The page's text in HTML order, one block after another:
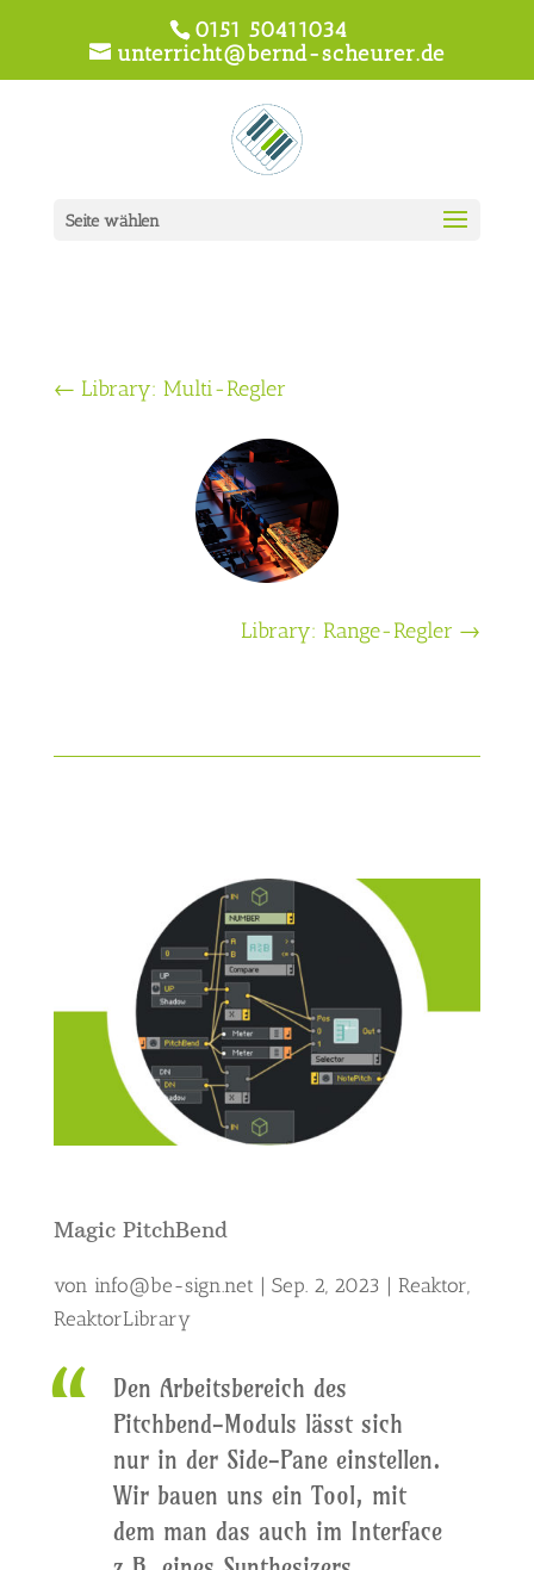
0151 50411034
unterricht@bernd-scheurer.de
Seite wählen
← Library: Multi-Regler
Library: Range-Regler →
Magic PitchBend
von info@be-sign.net | Sep. 2, 2023 | Reaktor
ReaktorLibrary
Den Arbeitsbereich des
Pitchbend-Moduls lässt sich
nur in der Side-Pane einstellen.
Wir bauen uns ein Tool, mit
dem man das auch im Interface